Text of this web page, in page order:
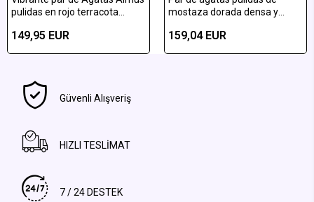
pulidas en rojo terracota
bandeadas
149,95 EUR
mostaza dorada densa y
159,04 EUR
Güvenli Alışveriş
HIZLI TESLİMAT
7 / 24 DESTEK